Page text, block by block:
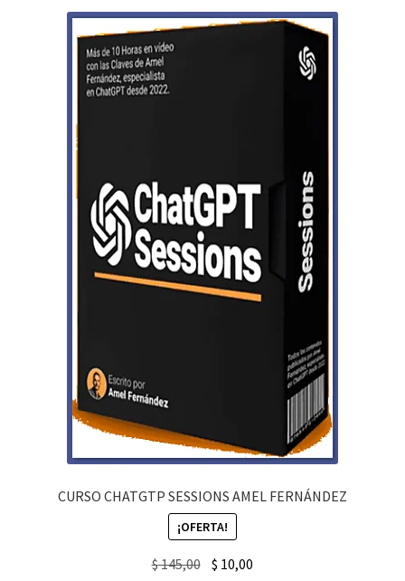
CURSO CHATGTP SESSIONS AMEL FERNÁNDEZ
¡OFERTA!
$145,00 Original
$ 10,00